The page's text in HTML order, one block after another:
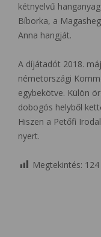
kétnyelvű
Bíborka, a
Anna hangját.
A díjátadót 2018.
németországi
egybekötve. Külön
dobogós helyből
Hiszen a Petőfi
nyert.
Megtekintés: 124